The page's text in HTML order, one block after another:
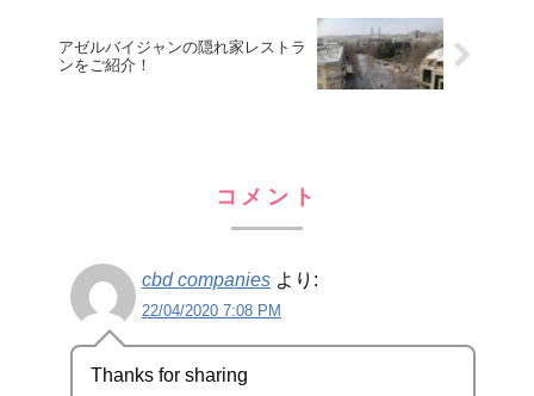
アゼルバイジャンの隠れ家レストラ
ンをご紹介！
コメント
cbd companies より:
22/04/2020 7:08 PM
Thanks for sharing